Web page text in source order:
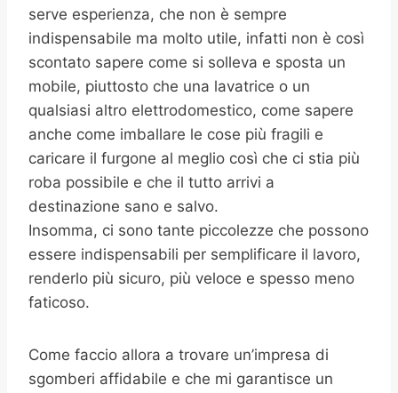
serve esperienza, che non è sempre
indispensabile ma molto utile, infatti non è così
scontato sapere come si solleva e sposta un
mobile, piuttosto che una lavatrice o un
qualsiasi altro elettrodomestico, come sapere
anche come imballare le cose più fragili e
caricare il furgone al meglio così che ci stia più
roba possibile e che il tutto arrivi a
destinazione sano e salvo.
Insomma, ci sono tante piccolezze che possono
essere indispensabili per semplificare il lavoro,
renderlo più sicuro, più veloce e spesso meno
faticoso.
Come faccio allora a trovare un’impresa di
sgomberi affidabile e che mi garantisce un